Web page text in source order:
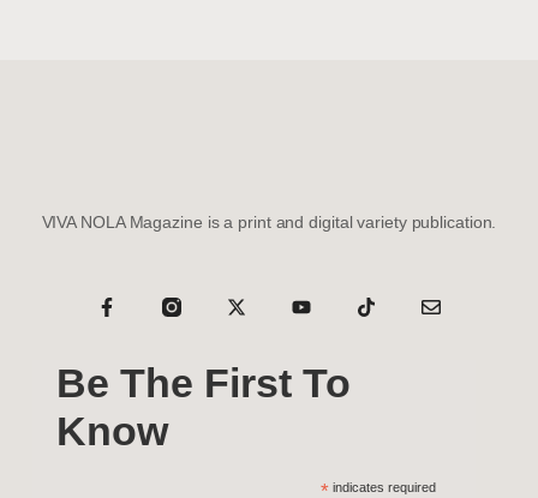
VIVA NOLA Magazine is a print and digital variety publication.
Be The First To
Know
* indicates required